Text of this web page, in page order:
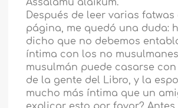
Assalamu alaikum.
Después de leer varias fatwas
página, me quedó una duda:
dicho que no debemos
íntima con los no
musulmán puede casarse
de la gente del Libro, y la
mucho más íntima que un